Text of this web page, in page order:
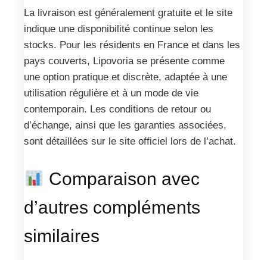
La livraison est généralement gratuite et le site
indique une disponibilité continue selon les
stocks. Pour les résidents en France et dans les
pays couverts, Lipovoria se présente comme
une option pratique et discrète, adaptée à une
utilisation régulière et à un mode de vie
contemporain. Les conditions de retour ou
d’échange, ainsi que les garanties associées,
sont détaillées sur le site officiel lors de l’achat.
Comparaison avec
d’autres compléments
similaires